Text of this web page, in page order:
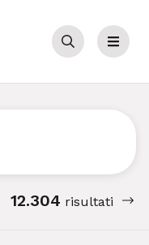
Cerca Menu
12.304 risultati